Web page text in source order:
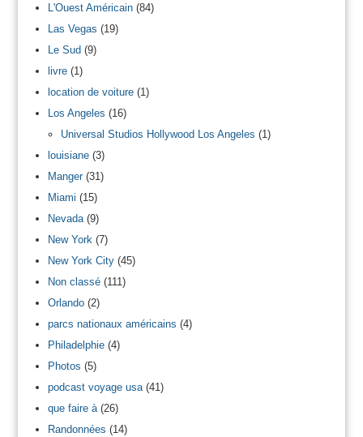
L'Ouest Américain(84)
Las Vegas (19)
Le Sud(9)
livre(1)
location de voiture(1)
Los Angeles (16)
Universal Studios Hollywood Los Angeles (1)
louisiane(3)
Manger(31)
Miami (15)
Nevada(9)
New York (7)
New York City(45)
Non classé(111)
Orlando(2)
parcs nationaux américains (4)
Philadelphie(4)
Photos (5)
podcast voyage usa(41)
que faire à(26)
Randonnées (14)